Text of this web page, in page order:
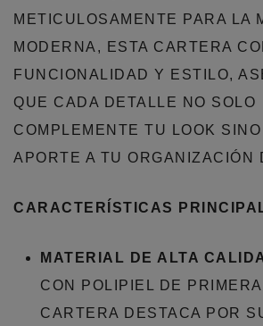
METICULOSAMENTE PARA LA
MODERNA, ESTA CARTERA
FUNCIONALIDAD Y ESTILO,
QUE CADA DETALLE NO SOLO
COMPLEMENTE TU LOOK
APORTE A TU ORGANIZACIÓN
CARACTERÍSTICAS
MATERIAL DE ALTA
CON POLIPIEL DE
CARTERA DESTACA POR